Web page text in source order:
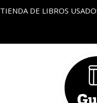
TIENDA DE LIBROS